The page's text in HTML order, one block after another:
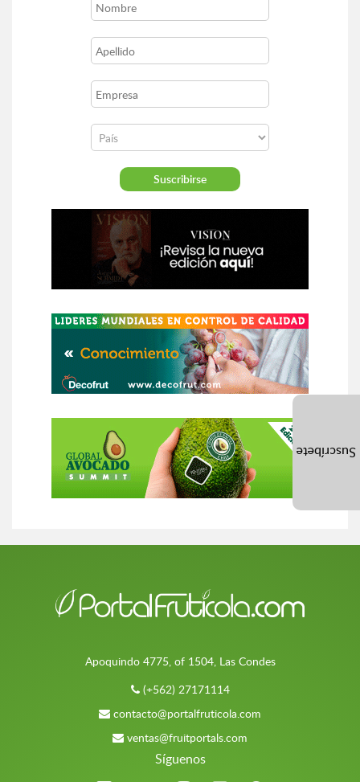
Apoquindo 4775, of 1504, Las Condes
(+562) 27171114
contacto@portalfruticola.com
ventas@fruitportals.com
Síguenos
Suscríbete